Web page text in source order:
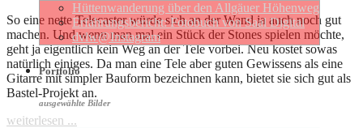
Hütten­wan­de­rung über den Allgäuer Höhen­weg
Erfahrungs­be­richt: Foto­buch von Saal Digital
dvlw@Instagram
Portfolio
ausgewählte Bilder
So eine nette Telecaster würde sich an der Wand ja auch noch gut
machen. Und wenn man mal ein Stück der Stones spielen möchte,
geht ja eigentlich kein Weg an der Tele vorbei. Neu kostet sowas
natürlich einiges. Da man eine Tele aber guten Gewissens als eine
Gitarre mit simpler Bauform bezeichnen kann, bietet sie sich gut als
Bastel-Projekt an.
weiterlesen ...